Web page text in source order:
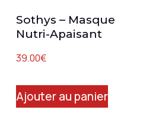
Sothys – Masque
Nutri-Apaisant
39.00€
Ajouter au panier